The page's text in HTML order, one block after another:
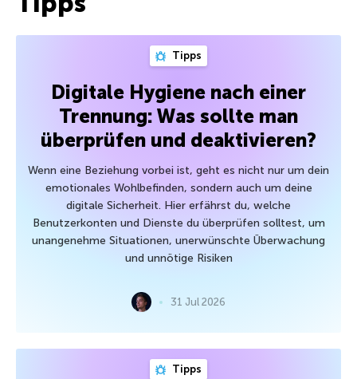
Tipps
Digitale Hygiene nach einer
Trennung: Was sollte man
überprüfen und deaktivieren?
Wenn eine Beziehung vorbei ist, geht es nicht nur um dein
emotionales Wohlbefinden, sondern auch um deine
digitale Sicherheit. Hier erfährst du, welche
Benutzerkonten und Dienste du überprüfen solltest, um
unangenehme Situationen, unerwünschte Überwachung
und unnötige Risiken
31 Jul 2026
Tipps